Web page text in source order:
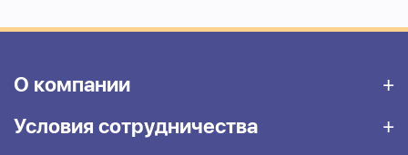
О компании
Условия сотрудничества